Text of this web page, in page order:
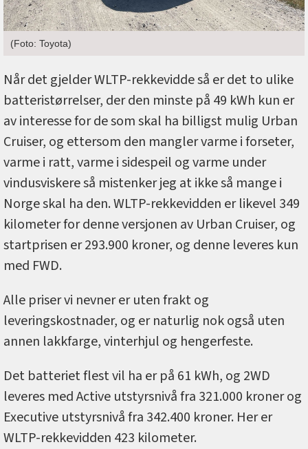
(Foto: Toyota)
Når det gjelder WLTP-rekkevidde så er det to ulike
batteristørrelser, der den minste på 49 kWh kun er
av interesse for de som skal ha billigst mulig Urban
Cruiser, og ettersom den mangler varme i forseter,
varme i ratt, varme i sidespeil og varme under
vindusviskere så mistenker jeg at ikke så mange i
Norge skal ha den. WLTP-rekkevidden er likevel 349
kilometer for denne versjonen av Urban Cruiser, og
startprisen er 293.900 kroner, og denne leveres kun
med FWD.
Alle priser vi nevner er uten frakt og
leveringskostnader, og er naturlig nok også uten
annen lakkfarge, vinterhjul og hengerfeste.
Det batteriet flest vil ha er på 61 kWh, og 2WD
leveres med Active utstyrsnivå fra 321.000 kroner og
Executive utstyrsnivå fra 342.400 kroner. Her er
WLTP-rekkevidden 423 kilometer.